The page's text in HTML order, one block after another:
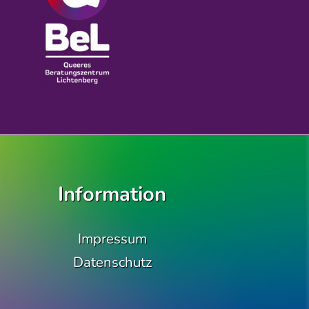
qbel_berlin
Information
Impressum
Datenschutz